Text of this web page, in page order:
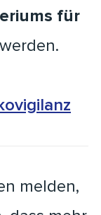
für
melden,